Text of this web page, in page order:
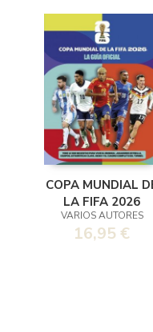
COPA MUNDIAL
LA FIFA 2026
VARIOS AUTORES
16,95 €